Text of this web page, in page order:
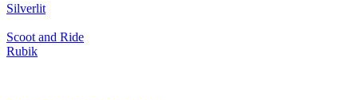
Silverlit
Scoot and Ride
Rubik